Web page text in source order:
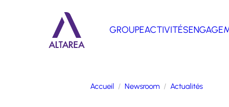
GROUPEACTIVITÉS
Accueil Newsroom Actualités